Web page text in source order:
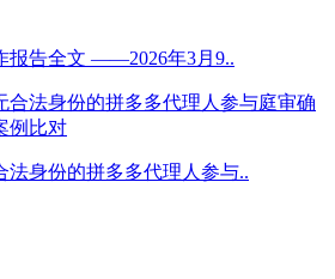
报告全文 ——2026年3月9..
法身份的拼多多代理人参与..